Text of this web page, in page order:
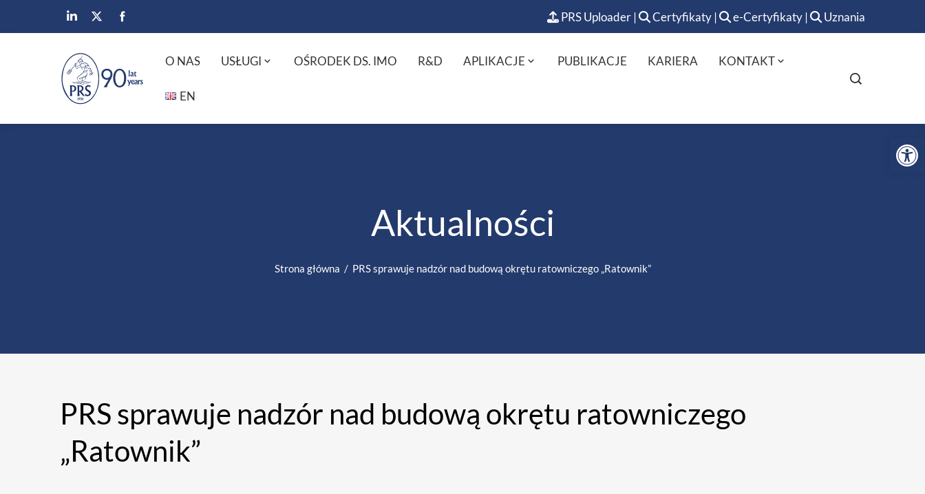
PRS Uploader | Certyfikaty | e-Certyfikaty | Uznania
O NAS USŁUGI OŚRODEK DS. IMO R&D APLIKACJE PUBLIKACJE KARIERA KONTAKT
EN
Aktualności
Strona główna PRS sprawuje nadzór nad budową okrętu ratowniczego „Ratownik”
PRS sprawuje nadzór nad budową okrętu ratowniczego
„Ratownik”